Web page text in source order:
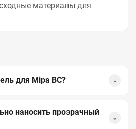
материалы для
для Mipa BC? ⌄
наносить прозрачный
⌄